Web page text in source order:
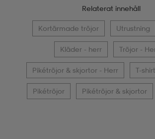
Relaterat innehåll
Kortärmade tröjor Utrustning
Kläder - herr Tröjor -
Pikétröjor & skjortor - Herr T-
Pikétröjor Pikétröjor & skjortor